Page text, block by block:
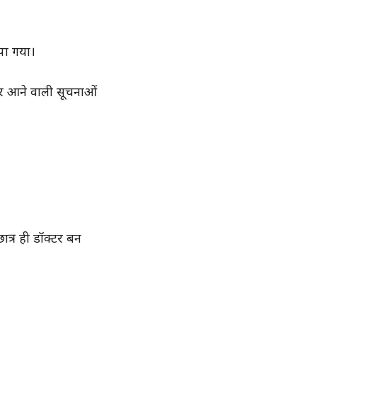
गया।
आने वाली सूचनाओं
ही डॉक्टर बन